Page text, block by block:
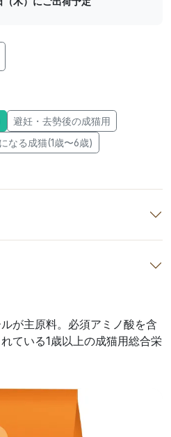
避妊・去勢後の成猫用
なる成猫(1歳〜6歳)
が主原料。必須アミノ酸を含
ている1歳以上の成猫用総合栄